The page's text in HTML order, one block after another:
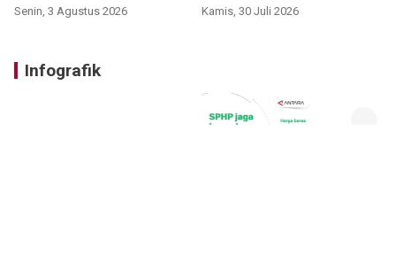
Senin, 3 Agustus 2026 Kamis, 30 Juli 2026
Infografik